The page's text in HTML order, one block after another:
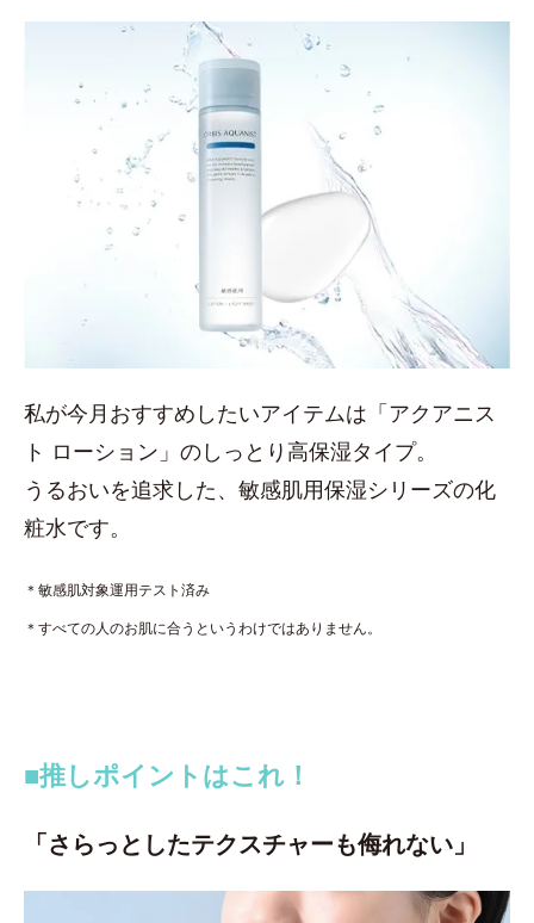
私が今月おすすめしたいアイテムは「アクアニス
ト ローション」のしっとり高保湿タイプ。
うるおいを追求した、敏感肌用保湿シリーズの化
粧水です。
＊敏感肌対象運用テスト済み
＊すべての人のお肌に合うというわけではありません。
■推しポイントはこれ！
「さらっとしたテクスチャーも侮れない」